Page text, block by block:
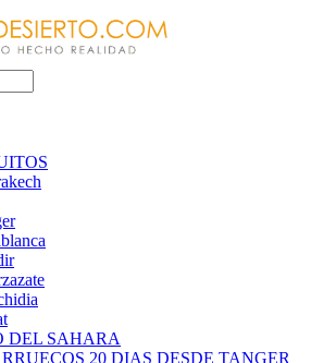
DEL SAHARA
20 DIAS DESDE TANGER